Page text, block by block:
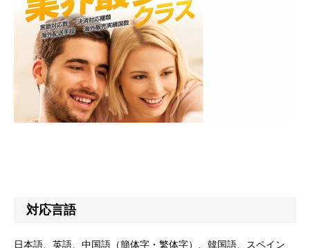
対応言語
日本語、英語、中国語（簡体字・繁体字）、韓国語、スペイン